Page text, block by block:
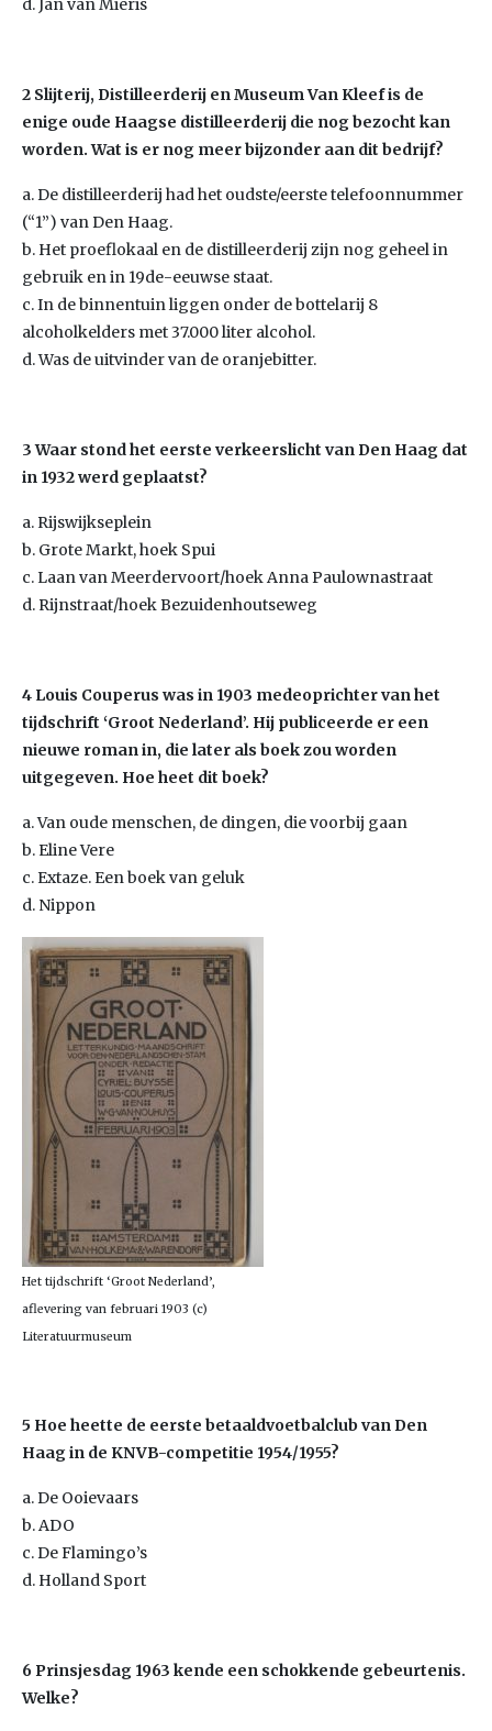
d. Jan van Mieris
2 Slijterij, Distilleerderij en Museum Van Kleef is de
enige oude Haagse distilleerderij die nog bezocht kan
worden. Wat is er nog meer bijzonder aan dit bedrijf?
a. De distilleerderij had het oudste/eerste telefoonnummer
(“1”) van Den Haag.
b. Het proeflokaal en de distilleerderij zijn nog geheel in
gebruik en in 19de-eeuwse staat.
c. In de binnentuin liggen onder de bottelarij 8
alcoholkelders met 37.000 liter alcohol.
d. Was de uitvinder van de oranjebitter.
3 Waar stond het eerste verkeerslicht van Den Haag dat
in 1932 werd geplaatst?
a. Rijswijkseplein
b. Grote Markt, hoek Spui
c. Laan van Meerdervoort/hoek Anna Paulownastraat
d. Rijnstraat/hoek Bezuidenhoutseweg
4 Louis Couperus was in 1903 medeoprichter van het
tijdschrift ‘Groot Nederland’. Hij publiceerde er een
nieuwe roman in, die later als boek zou worden
uitgegeven. Hoe heet dit boek?
a. Van oude menschen, de dingen, die voorbij gaan
b. Eline Vere
c. Extaze. Een boek van geluk
d. Nippon
Het tijdschrift ‘Groot Nederland’,
aflevering van februari 1903 (c)
Literatuurmuseum
5 Hoe heette de eerste betaaldvoetbalclub van Den
Haag in de KNVB-competitie 1954/1955?
a. De Ooievaars
b. ADO
c. De Flamingo’s
d. Holland Sport
6 Prinsjesdag 1963 kende een schokkende gebeurtenis.
Welke?